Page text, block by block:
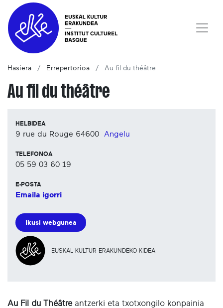
Hasiera Errepertorioa Au fil du théâtre
Au fil du théâtre
HELBIDEA
9 rue du Rouge 64600 Angelu
TELEFONOA
05 59 03 60 19
E-POSTA
Emaila igorri
Ikusi webgunea
EUSKAL KULTUR ERAKUNDEKO KIDEA
Au Fil du Théâtreantzerki eta txotxongilo konpainia